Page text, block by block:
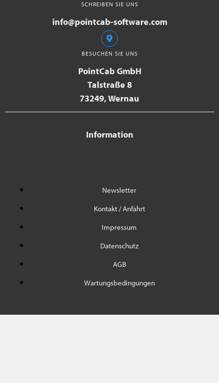
SCHREIBEN SIE UNS
info@pointcab-software.com
BESUCHEN SIE UNS
PointCab GmbH
Talstraße 8
73249, Wernau
Information
Newsletter
Kontakt / Anfahrt
Impressum
Datenschutz
AGB
Wartungsbedingungen